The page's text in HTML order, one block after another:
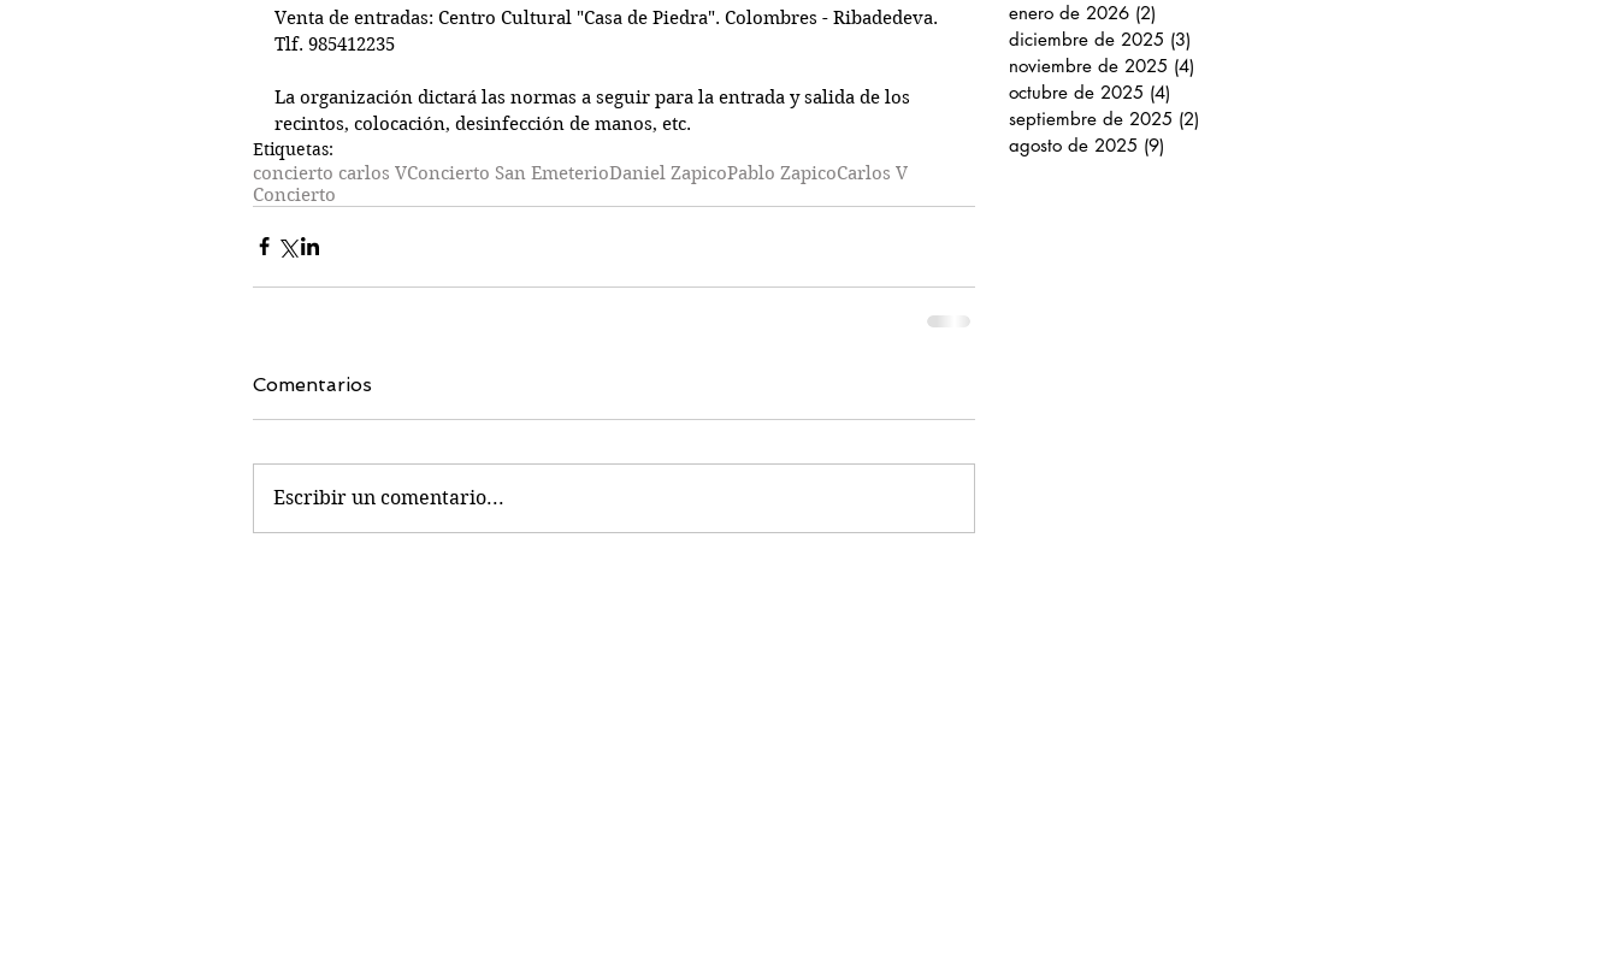
Venta de entradas: Centro Cultural "Casa de Piedra". Colombres - Ribadedeva.
Tlf. 985412235
La organización dictará las normas a seguir para la entrada y salida de los
recintos, colocación, desinfección de manos, etc.
Etiquetas:
concierto carlos VConcierto San EmeterioDaniel ZapicoPablo ZapicoCarlos V
Concierto
Comentarios
Escribir un comentario...
enero de 2026 (2)
diciembre de 2025 (3)
noviembre de 2025 (4)
octubre de 2025 (4)
septiembre de 2025 (2)
agosto de 2025 (9)